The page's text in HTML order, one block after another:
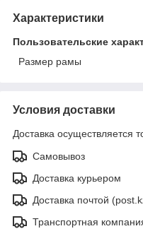
Характеристики
Пользовательские
Размер рамы
Условия доставки
Доставка осуществляется
Самовывоз
Доставка курьером
Доставка почтой
Транспортная